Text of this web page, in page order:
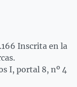
Inscrita en la
I, portal 8, nº 4